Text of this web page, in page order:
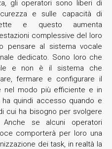
gli operatori sono liberi di
e sulle capacità di
e questo aumenta
complessive del loro
pensare al sistema vocale
dedicato. Sono loro che
e non è il sistema che
fermare e configurare il
nel modo più efficiente e in
quindi accesso quando e
cui ha bisogno per svolgere
se alcuni operatori
comporterà per loro una
dei task, in realtà la